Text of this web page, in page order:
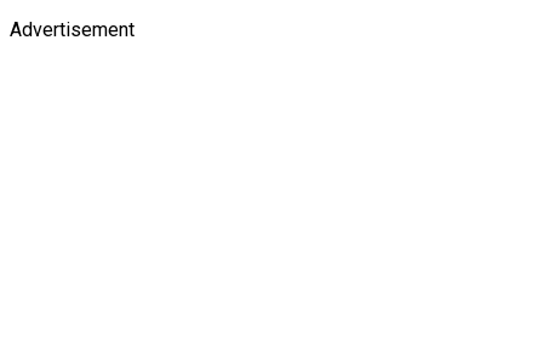
Advertisement